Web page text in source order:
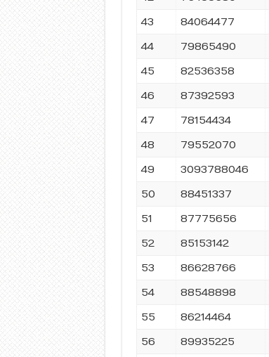
43
84064477
44
79865490
45
82536358
46
87392593
47
78154434
48
79552070
49
3093788046
50
88451337
51
87775656
52
85153142
53
86628766
54
88548898
55
86214464
56
89935225